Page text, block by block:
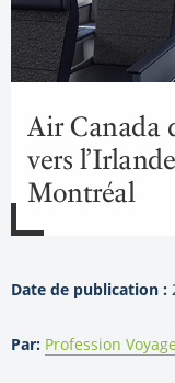
Air Canada
vers
Montréal
Date de publication :
Par: Profession